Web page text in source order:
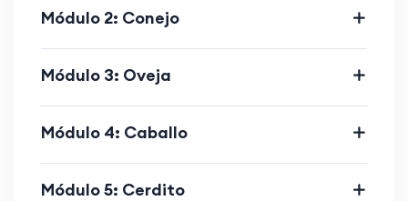
Módulo 2: Conejo
Módulo 3: Oveja
Módulo 4: Caballo
Módulo 5: Cerdito